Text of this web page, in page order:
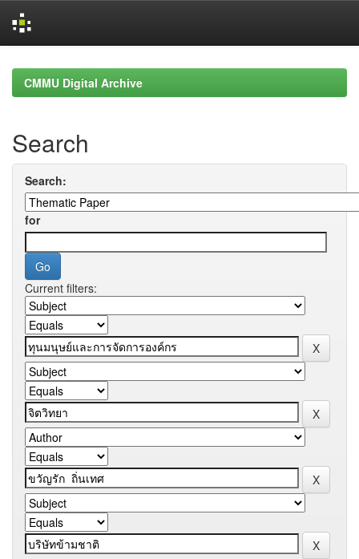
navigationCMMU Digital Archive
Search
Search:
for
Current filters: